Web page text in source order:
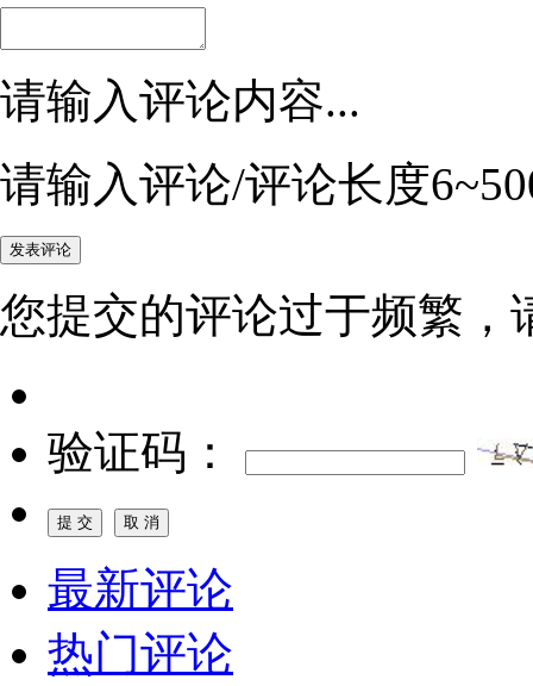
请输入评论内容...
请输入评论/评论长度
您提交的评论过于频繁，
验证码：
最新评论
热门评论